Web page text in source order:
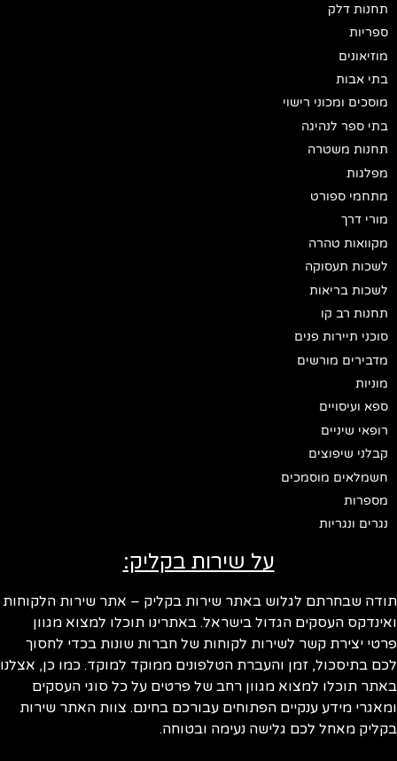
תחנות דלק
ספריות
מוזיאונים
בתי אבות
מוסכים ומכוני רישוי
בתי ספר לנהיגה
תחנות משטרה
מפלגות
מתחמי ספורט
מורי דרך
מקוואות טהרה
לשכות תעסוקה
לשכות בריאות
תחנות רב קו
סוכני תיירות פנים
מדבירים מורשים
מוניות
ספא ועיסויים
רופאי שיניים
קבלני שיפוצים
חשמלאים מוסמכים
מספרות
נגרים ונגריות
על שירות בקליק:
תודה שבחרתם לגלוש באתר שירות בקליק – אתר שירות הלקוחות
ואינדקס העסקים הגדול בישראל. באתרינו תוכלו למצוא מגוון
פרטי יצירת קשר לשירות לקוחות של חברות שונות בכדי לחסוך
לכם בתיסכול, זמן והעברת הטלפונים ממוקד למוקד. כמו כן, אצלנו
באתר תוכלו למצוא מגוון רחב של פרטים על כל סוגי העסקים
ומאגרי מידע ענקיים הפתוחים עבורכם בחינם. צוות האתר שירות
בקליק מאחל לכם גלישה נעימה ובטוחה.